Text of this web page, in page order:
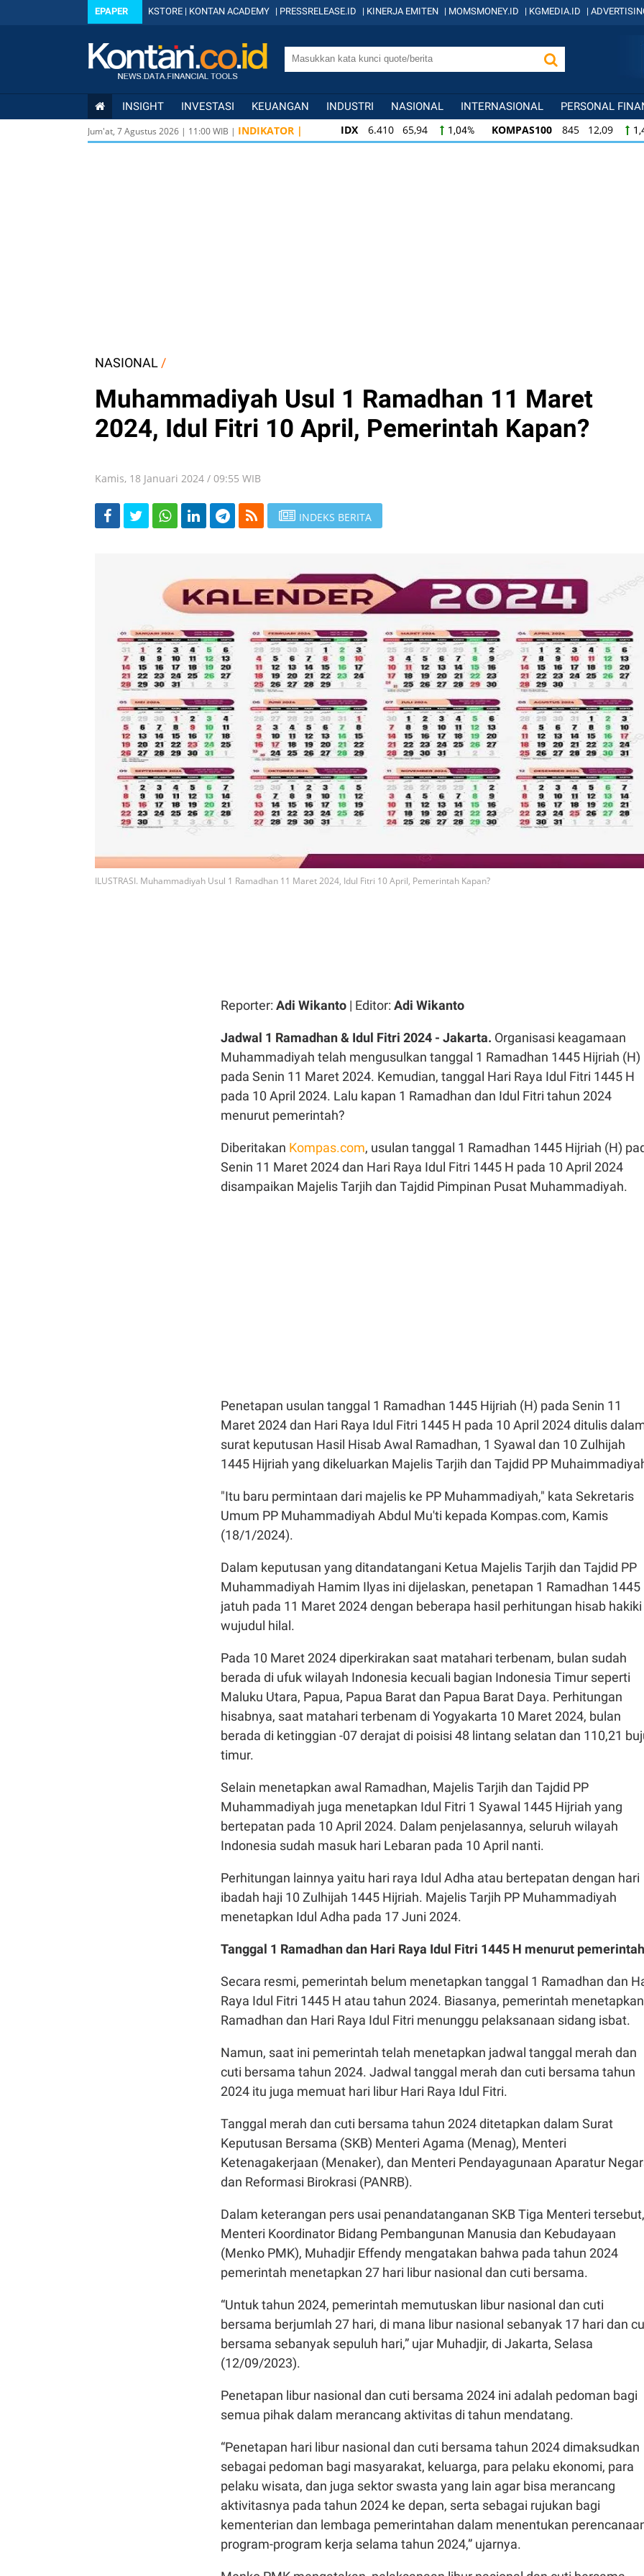
EPAPER KSTORE | KONTAN ACADEMY | PRESSRELEASE.ID | KINERJA EMITEN | MOMSMONEY.ID | KGMEDIA.ID |
INSIGHT INVESTASI KEUANGAN INDUSTRI NASIONAL INTERNASIONAL PERSONAL
Jum'at, 7 Agustus 2026 | 11:00WIB | INDIKATOR | IDX 6.410 65,94 1,04% KOMPAS100 845 12,09
KOMPAS100
845 12,09 1,45% LQ45 640 9,44
NASIONAL /
Muhammadiyah Usul 1 Ramadhan 11 Maret
2024, Idul Fitri 10 April, Pemerintah Kapan?
Kamis, 18 Januari 2024 / 09:55 WIB
INDEKS BERITA
ILUSTRASI. Muhammadiyah Usul 1 Ramadhan 11 Maret 2024, Idul Fitri 10 April, Pemerintah Kapan?
Reporter: Adi Wikanto | Editor: Adi Wikanto
Jadwal 1 Ramadhan & Idul Fitri 2024 - Jakarta. Organisasi keagamaan
Muhammadiyah telah mengusulkan tanggal 1 Ramadhan 1445 Hijriah (H)
pada Senin 11 Maret 2024. Kemudian, tanggal Hari Raya Idul Fitri 1445 H
pada 10 April 2024. Lalu kapan 1 Ramadhan dan Idul Fitri tahun 2024
menurut pemerintah?
Diberitakan Kompas.com, usulan tanggal 1 Ramadhan 1445 Hijriah (H)
Senin 11 Maret 2024 dan Hari Raya Idul Fitri 1445 H pada 10 April 2024
disampaikan Majelis Tarjih dan Tajdid Pimpinan Pusat Muhammadiyah.
Penetapan usulan tanggal 1 Ramadhan 1445 Hijriah (H) pada Senin 11
Maret 2024 dan Hari Raya Idul Fitri 1445 H pada 10 April 2024 ditulis
surat keputusan Hasil Hisab Awal Ramadhan, 1 Syawal dan 10 Zulhijah
1445 Hijriah yang dikeluarkan Majelis Tarjih dan Tajdid PP
"Itu baru permintaan dari majelis ke PP Muhammadiyah," kata Sekretaris
Umum PP Muhammadiyah Abdul Mu'ti kepada Kompas.com, Kamis
(18/1/2024).
Dalam keputusan yang ditandatangani Ketua Majelis Tarjih dan Tajdid PP
Muhammadiyah Hamim Ilyas ini dijelaskan, penetapan 1 Ramadhan 1445
jatuh pada 11 Maret 2024 dengan beberapa hasil perhitungan hisab hakiki
wujudul hilal.
Pada 10 Maret 2024 diperkirakan saat matahari terbenam, bulan sudah
berada di ufuk wilayah Indonesia kecuali bagian Indonesia Timur seperti
Maluku Utara, Papua, Papua Barat dan Papua Barat Daya. Perhitungan
hisabnya, saat matahari terbenam di Yogyakarta 10 Maret 2024, bulan
berada di ketinggian -07 derajat di poisisi 48 lintang selatan dan 110,21
timur.
Selain menetapkan awal Ramadhan, Majelis Tarjih dan Tajdid PP
Muhammadiyah juga menetapkan Idul Fitri 1 Syawal 1445 Hijriah yang
bertepatan pada 10 April 2024. Dalam penjelasannya, seluruh wilayah
Indonesia sudah masuk hari Lebaran pada 10 April nanti.
Perhitungan lainnya yaitu hari raya Idul Adha atau bertepatan dengan hari
ibadah haji 10 Zulhijah 1445 Hijriah. Majelis Tarjih PP Muhammadiyah
menetapkan Idul Adha pada 17 Juni 2024.
Tanggal 1 Ramadhan dan Hari Raya Idul Fitri 1445 H menurut pemerintah
Secara resmi, pemerintah belum menetapkan tanggal 1 Ramadhan dan
Raya Idul Fitri 1445 H atau tahun 2024. Biasanya, pemerintah menetapkan
Ramadhan dan Hari Raya Idul Fitri menunggu pelaksanaan sidang isbat.
Namun, saat ini pemerintah telah menetapkan jadwal tanggal merah dan
cuti bersama tahun 2024. Jadwal tanggal merah dan cuti bersama tahun
2024 itu juga memuat hari libur Hari Raya Idul Fitri.
Tanggal merah dan cuti bersama tahun 2024 ditetapkan dalam Surat
Keputusan Bersama (SKB) Menteri Agama (Menag), Menteri
Ketenagakerjaan (Menaker), dan Menteri Pendayagunaan Aparatur
dan Reformasi Birokrasi (PANRB).
Dalam keterangan pers usai penandatanganan SKB Tiga Menteri tersebut,
Menteri Koordinator Bidang Pembangunan Manusia dan Kebudayaan
(Menko PMK), Muhadjir Effendy mengatakan bahwa pada tahun 2024
pemerintah menetapkan 27 hari libur nasional dan cuti bersama.
“Untuk tahun 2024, pemerintah memutuskan libur nasional dan cuti
bersama berjumlah 27 hari, di mana libur nasional sebanyak 17 hari dan
bersama sebanyak sepuluh hari,” ujar Muhadjir, di Jakarta, Selasa
(12/09/2023).
Penetapan libur nasional dan cuti bersama 2024 ini adalah pedoman bagi
semua pihak dalam merancang aktivitas di tahun mendatang.
“Penetapan hari libur nasional dan cuti bersama tahun 2024 dimaksudkan
sebagai pedoman bagi masyarakat, keluarga, para pelaku ekonomi, para
pelaku wisata, dan juga sektor swasta yang lain agar bisa merancang
aktivitasnya pada tahun 2024 ke depan, serta sebagai rujukan bagi
kementerian dan lembaga pemerintahan dalam menentukan
program-program kerja selama tahun 2024,” ujarnya.